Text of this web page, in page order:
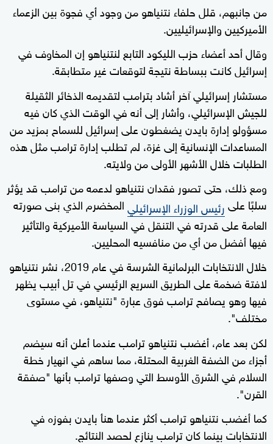
من جانبهم، قلل حلفاء نتنياهو من وجود أي فجوة بين الزعماء
الأميركيين والإسرائيليين.
وقال أحد أعضاء حزب الليكود التابع لنتنياهو إن المخاوف في
إسرائيل كانت ببساطة نتيجة لتوقعات غير متطابقة.
مستشار إسرائيلي آخر أشاد بترامب لتقديمه الذخائر الثقيلة
للجيش الإسرائيلي، وأشار إلى أنه في الوقت الذي كان فيه
مسؤولو إدارة بايدن يضغطون على إسرائيل للسماح بمزيد من
المساعدات الإنسانية إلى غزة، لم تطلب إدارة ترامب مثل هذه
الطلبات خلال الأشهر الأولى من ولايته.
ومع ذلك، حتى تصور فقدان نتنياهو لدعمه من ترامب قد يؤثر
سلبًا علىرئيس الوزراء الإسرائيليالمخضرم الذي بنى صورته
العامة على قدرته في التنقل في السياسة الأميركية والتأثير
فيها أفضل من أي من منافسيه المحليين.
خلال الانتخابات البرلمانية الشرسة في عام 2019، نشر نتنياهو
لافتة ضخمة على الطريق السريع الرئيسي في تل أبيب يظهر
فيها وهو يصافح ترامب فوق عبارة "نتنياهو، في مستوى
مختلف".
لكن بعد عام، أغضب نتنياهو ترامب عندما أعلن أنه سيضم
أجزاء من الضفة الغربية المحتلة، مما ساهم في انهيار خطة
السلام في الشرق الأوسط التي وصفها ترامب بأنها "صفقة
القرن".
كما أغضب نتنياهو ترامب أكثر عندما هنأ بايدن بفوزه في
الانتخابات بينما كان ترامب ينازع لحصد النتائج.